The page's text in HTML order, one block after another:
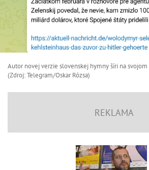
Autor novej verzie slovenskej hymny šíri na
(Zdroj: Telegram/Oskar Rózsa)